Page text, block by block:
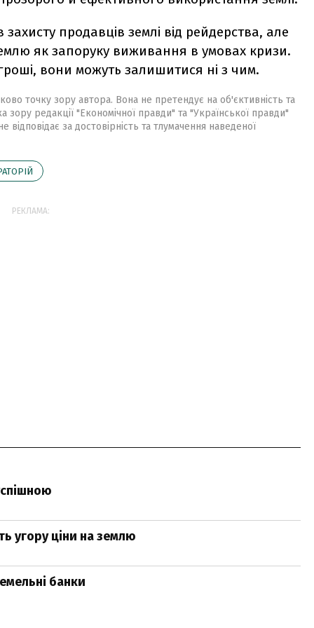
продавців землі від рейдерства, але
як запоруку виживання в умовах кризи.
вони можуть залишитися ні з чим.
точку зору автора. Вона не претендує на об'єктивність та
зору редакції "Економічної правди" та "Української правди"
за достовірність та тлумачення наведеної
РЕКЛАМА:
угору ціни на землю
банки